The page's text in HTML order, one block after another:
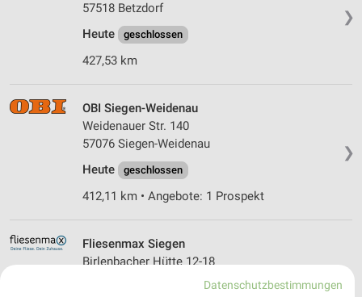
❯
57518 Betzdorf
Heute
geschlossen
427,53 km
❯
OBI Siegen-Weidenau
Weidenauer Str. 140
57076 Siegen-Weidenau
Heute
geschlossen
412,11 km • Angebote: 1 Prospekt
Fliesenmax Siegen
Birlenbacher Hütte 12-18
Datenschutzbestimmungen